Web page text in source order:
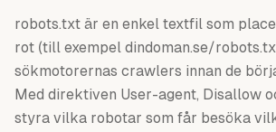
robots.txt är en enkel textfil som
rot (till exempel dindoman.se/
sökmotorernas crawlers innan de
Med direktiven User-agent, Disallow
styra vilka robotar som får besöka